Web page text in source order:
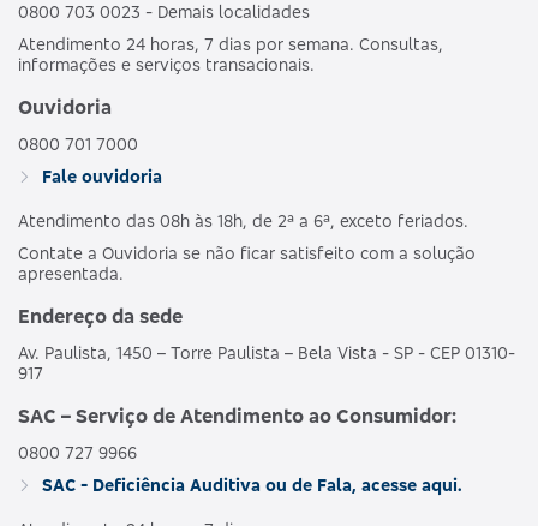
0800 703 0023 - Demais localidades
Atendimento 24 horas, 7 dias por semana. Consultas,
informações e serviços transacionais.
Ouvidoria
0800 701 7000
Fale ouvidoria
Atendimento das 08h às 18h, de 2ª a 6ª, exceto feriados.
Contate a Ouvidoria se não ficar satisfeito com a solução
apresentada.
Endereço da sede
Av. Paulista, 1450 – Torre Paulista – Bela Vista - SP - CEP 01310-
917
SAC – Serviço de Atendimento ao Consumidor:
0800 727 9966
SAC - Deficiência Auditiva ou de Fala, acesse aqui.